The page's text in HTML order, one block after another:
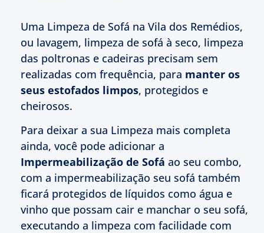
Uma Limpeza de Sofá na Vila dos Remédios,
ou lavagem, limpeza de sofá à seco, limpeza
das poltronas e cadeiras precisam sem
realizadas com frequência, para manter os
seus estofados limpos, protegidos e
cheirosos.
Para deixar a sua Limpeza mais completa
ainda, você pode adicionar a
Impermeabilização de Sofá ao seu combo,
com a impermeabilização seu sofá também
ficará protegidos de líquidos como água e
vinho que possam cair e manchar o seu sofá,
executando a limpeza com facilidade com